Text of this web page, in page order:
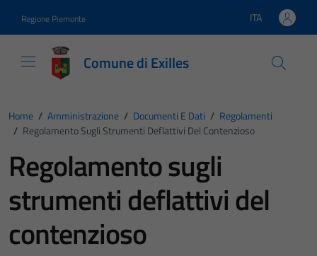
Regione Piemonte Lingua attiva:
ITA
Comune di Exilles
Home / Amministrazione / Documenti E Dati / Regolamenti
/ Regolamento Sugli Strumenti Deflattivi Del Contenzioso
Regolamento sugli
strumenti deflattivi del
contenzioso